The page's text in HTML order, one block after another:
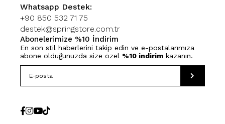
Whatsapp Destek:
+90 850 532 71 75
destek@springstore.com.tr
Abonelerimize %10 İndirim
En son stil haberlerini takip edin ve e-postalarımıza
abone olduğunuzda size özel %10 indirim kazanın.